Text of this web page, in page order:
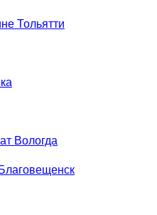
Тольятти
Вологда